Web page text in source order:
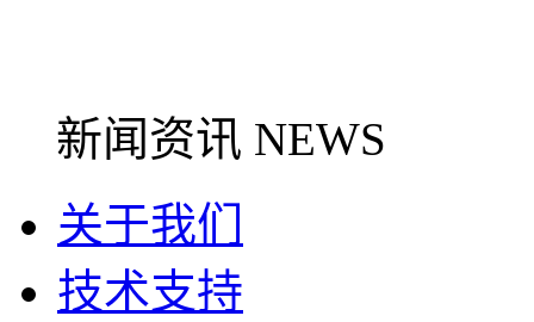
新闻资讯 NEWS
关于我们
技术支持